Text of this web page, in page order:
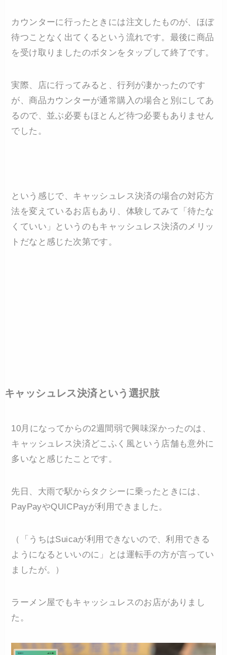
カウンターに行ったときには注文したものが、ほぼ
待つことなく出てくるという流れです。最後に商品
を受け取りましたのボタンをタップして終了です。
実際、店に行ってみると、行列が凄かったのです
が、商品カウンターが通常購入の場合と別にしてあ
るので、並ぶ必要もほとんど待つ必要もありません
でした。
という感じで、キャッシュレス決済の場合の対応方
法を変えているお店もあり、体験してみて「待たな
くていい」というのもキャッシュレス決済のメリッ
トだなと感じた次第です。
キャッシュレス決済という選択肢
10月になってからの2週間弱で興味深かったのは、
キャッシュレス決済どこふく風という店舗も意外に
多いなと感じたことです。
先日、大雨で駅からタクシーに乗ったときには、
PayPayやQUICPayが利用できました。
（「うちはSuicaが利用できないので、利用できる
ようになるといいのに」とは運転手の方が言ってい
ましたが。）
ラーメン屋でもキャッシュレスのお店がありまし
た。